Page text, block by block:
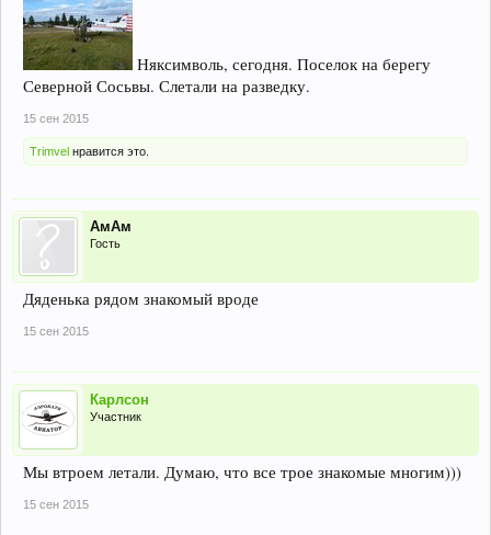
Няксимволь, сегодня. Поселок на берегу
Северной Сосьвы. Слетали на разведку.
15 сен 2015
Trimvel нравится это.
АмАм
Гость
Дяденька рядом знакомый вроде
15 сен 2015
Карлсон
Участник
Мы втроем летали. Думаю, что все трое знакомые многим)))
15 сен 2015